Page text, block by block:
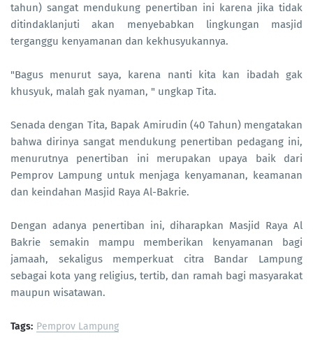
tahun) sangat mendukung penertiban ini karena jika tidak
ditindaklanjuti akan menyebabkan lingkungan masjid
terganggu kenyamanan dan kekhusyukannya.
"Bagus menurut saya, karena nanti kita kan ibadah gak
khusyuk, malah gak nyaman, " ungkap Tita.
Senada dengan Tita, Bapak Amirudin (40 Tahun) mengatakan
bahwa dirinya sangat mendukung penertiban pedagang ini,
menurutnya penertiban ini merupakan upaya baik dari
Pemprov Lampung untuk menjaga kenyamanan, keamanan
dan keindahan Masjid Raya Al-Bakrie.
Dengan adanya penertiban ini, diharapkan Masjid Raya Al
Bakrie semakin mampu memberikan kenyamanan bagi
jamaah, sekaligus memperkuat citra Bandar Lampung
sebagai kota yang religius, tertib, dan ramah bagi masyarakat
maupun wisatawan.
Tags: Pemprov Lampung